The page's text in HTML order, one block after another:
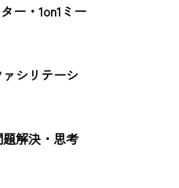
ー・1on1ミー
シリテーシ
解決・思考